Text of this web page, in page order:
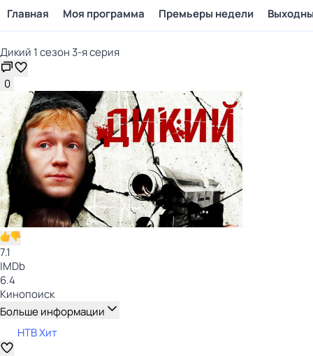
Главная Моя программа Премьеры недели
Дикий 1 сезон 3-я серия
0
7.1
IMDb
6.4
Кинопоиск
Больше информации
НТВ Хит